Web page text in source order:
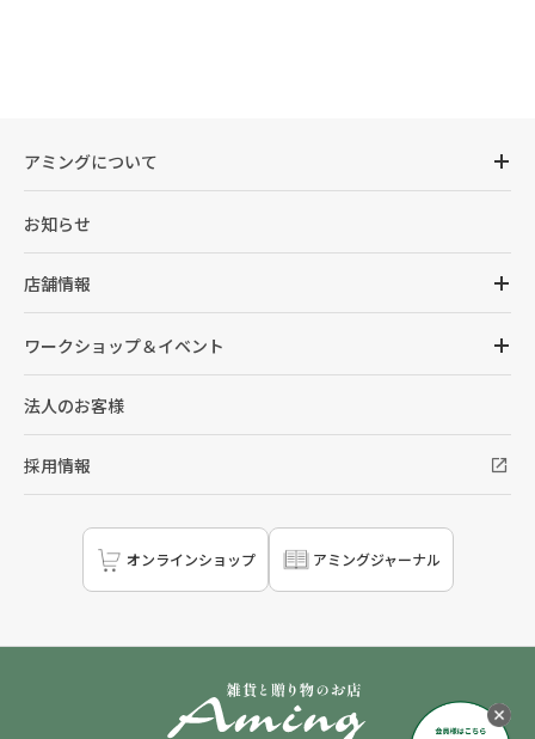
アミングについて
お知らせ
店舗情報
ワークショップ＆イベント
法人のお客様
採用情報
オンラインショップ アミングジャーナル